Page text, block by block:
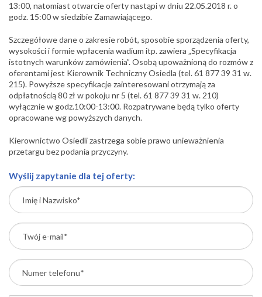
13:00, natomiast otwarcie oferty nastąpi w dniu 22.05.2018 r. o
godz. 15:00 w siedzibie Zamawiającego.
Szczegółowe dane o zakresie robót, sposobie sporządzenia oferty,
wysokości i formie wpłacenia wadium itp. zawiera „Specyfikacja
istotnych warunków zamówienia”. Osobą upoważnioną do rozmów z
oferentami jest Kierownik Techniczny Osiedla (tel. 61 877 39 31 w.
215). Powyższe specyfikacje zainteresowani otrzymają za
odpłatnością 80 zł w pokoju nr 5 (tel. 61 877 39 31 w. 210)
wyłącznie w godz.10:00-13:00. Rozpatrywane będą tylko oferty
opracowane wg powyższych danych.
Kierownictwo Osiedli zastrzega sobie prawo unieważnienia
przetargu bez podania przyczyny.
Wyślij zapytanie dla tej oferty: